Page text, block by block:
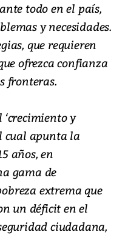
todo en el país,
y necesidades.
que requieren
ofrezca confianza
fronteras.
y
cual apunta la
años, en
gama de
extrema que
un déficit en el
ciudadana,